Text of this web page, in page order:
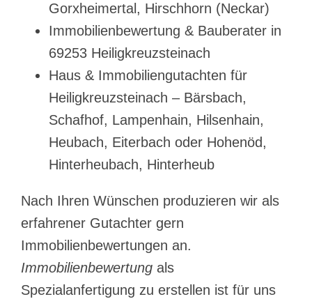
Gorxheimertal, Hirschhorn (Neckar)
Immobilienbewertung & Bauberater in
69253 Heiligkreuzsteinach
Haus & Immobiliengutachten für
Heiligkreuzsteinach – Bärsbach,
Schafhof, Lampenhain, Hilsenhain,
Heubach, Eiterbach oder Hohenöd,
Hinterheubach, Hinterheub
Nach Ihren Wünschen produzieren wir als
erfahrener Gutachter gern
Immobilienbewertungen an.
Immobilienbewertung als
Spezialanfertigung zu erstellen ist für uns